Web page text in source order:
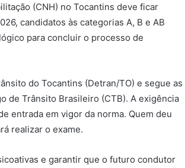
(CNH) no Tocantins deve ficar
candidatos às categorias A, B e AB
para concluir o processo de
do Tocantins (Detran/TO) e segue as
de Trânsito Brasileiro (CTB). A exigência
entrada em vigor da norma. Quem deu
realizar o exame.
e garantir que o futuro condutor